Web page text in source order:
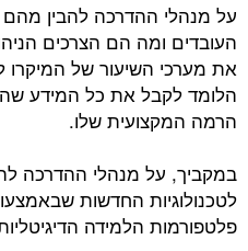
על מנהלי ההדרכה להבין
העובדים ומה הם הצרכים
את מערכי השיעור של המיקרו
הלומד לקבל את כל המידע
הרמה המקצועית שלו.
במקביך, על מנהלי ההדרכה
לטכנולוגיות החדשות
פלטפורמות הלמידה